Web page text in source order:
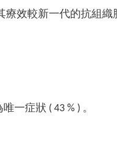
效較新一代的抗組織
一症狀 ( 43 % ) 。